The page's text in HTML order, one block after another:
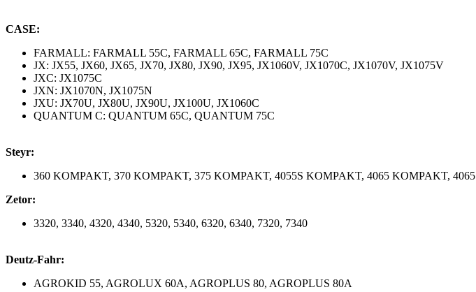
CASE:
FARMALL: FARMALL 55C, FARMALL 65C, FARMALL 75C
JX: JX55, JX60, JX65, JX70, JX80, JX90, JX95, JX1060V, JX1070C, JX1070V, JX1075V
JXC: JX1075C
JXN: JX1070N, JX1075N
JXU: JX70U, JX80U, JX90U, JX100U, JX1060C
QUANTUM C: QUANTUM 65C, QUANTUM 75C
Steyr:
360 KOMPAKT, 370 KOMPAKT, 375 KOMPAKT, 4055S KOMPAKT, 4065 KOMPAKT,
Zetor:
3320, 3340, 4320, 4340, 5320, 5340, 6320, 6340, 7320, 7340
Deutz-Fahr:
AGROKID 55, AGROLUX 60A, AGROPLUS 80, AGROPLUS 80A